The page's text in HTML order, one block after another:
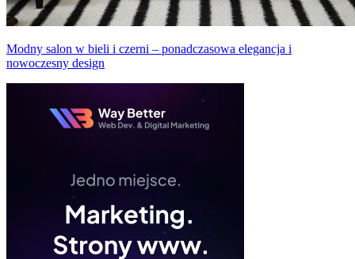
Modny salon w bieli i czerni – ponadczasowa elegancja i
nowoczesny design